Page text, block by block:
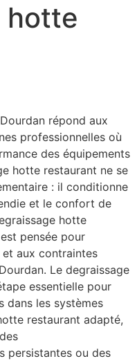
hotte
répond aux
professionnelles où
des équipements
hotte restaurant ne se
: il conditionne
et le confort de
hotte
pensée pour
et aux contraintes
Le degraissage
essentielle pour
dans les systèmes
restaurant adapté,
persistantes ou des